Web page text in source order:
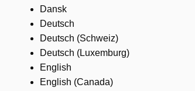
Dansk
Deutsch
Deutsch (Schweiz)
Deutsch (Luxemburg)
English
English (Canada)